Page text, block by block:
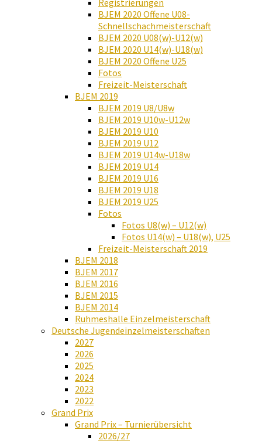
Registrierungen
BJEM 2020 Offene U08-
Schnellschachmeisterschaft
BJEM 2020 U08(w)-U12(w)
BJEM 2020 U14(w)-U18(w)
BJEM 2020 Offene U25
Fotos
Freizeit-Meisterschaft
BJEM 2019
BJEM 2019 U8/U8w
BJEM 2019 U10w-U12w
BJEM 2019 U10
BJEM 2019 U12
BJEM 2019 U14w-U18w
BJEM 2019 U14
BJEM 2019 U16
BJEM 2019 U18
BJEM 2019 U25
Fotos
Fotos U8(w) – U12(w)
Fotos U14(w) – U18(w), U25
Freizeit-Meisterschaft 2019
BJEM 2018
BJEM 2017
BJEM 2016
BJEM 2015
BJEM 2014
Ruhmeshalle Einzelmeisterschaft
Deutsche Jugendeinzelmeisterschaften
2027
2026
2025
2024
2023
2022
Grand Prix
Grand Prix – Turnierübersicht
2026/27